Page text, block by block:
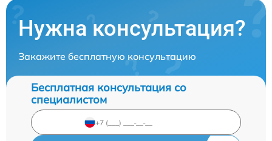
Нужна консультация?
Закажите бесплатную консультацию
Бесплатная консультация со
специалистом